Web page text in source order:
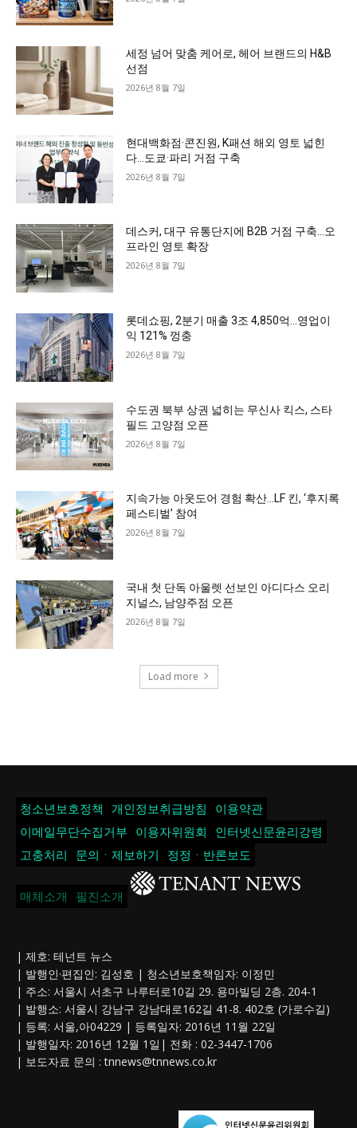
세정 넘어 맞춤 케어로, 헤어 브랜드의 H&B
선점
2026년 8월 7일
현대백화점·콘진원, K패션 해외 영토 넓힌
다…도쿄·파리 거점 구축
2026년 8월 7일
데스커, 대구 유통단지에 B2B 거점 구축…오
프라인 영토 확장
2026년 8월 7일
롯데쇼핑, 2분기 매출 3조 4,850억…영업이
익 121% 껑충
2026년 8월 7일
수도권 북부 상권 넓히는 무신사 킥스, 스타
필드 고양점 오픈
2026년 8월 7일
지속가능 아웃도어 경험 확산…LF 킨, ‘후지록
페스티벌’ 참여
2026년 8월 7일
국내 첫 단독 아울렛 선보인 아디다스 오리
지널스, 남양주점 오픈
2026년 8월 7일
Load more
청소년보호정책 개인정보취급방침
이용약관
이메일무단수집거부
이용자위원회
인터넷신문윤리강령
고충처리
문의ㆍ제보하기 정정ㆍ반론보도
매체소개 필진소개
| 제호: 테넌트 뉴스
| 발행인·편집인: 김성호 | 청소년보호책임자: 이정민
| 주소: 서울시 서초구 나루터로10길 29. 용마빌딩 2층. 204-1
| 발행소: 서울시 강남구 강남대로162길 41-8. 402호 (가로수길)
| 등록: 서울,아04229 | 등록일자: 2016년 11월 22일
| 발행일자: 2016년 12월 1일| 전화 : 02-3447-1706
| 보도자료 문의 :tnnews@tnnews.co.kr